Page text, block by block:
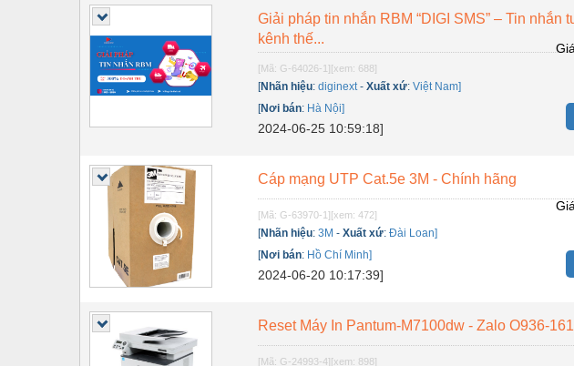
Giải pháp tin nhắn RBM “DIGI SMS” – Tin nhắn
kênh thế...
[Mã: G-64026-1][xem: 688]
[Nhãn hiệu:diginext -Xuất xứ:Việt Nam]
[Nơi bán: Hà Nội]
2024-06-25 10:59:18]
Cáp mạng UTP Cat.5e 3M - Chính hãng
[Mã: G-63970-1][xem: 472]
[Nhãn hiệu:3M -Xuất xứ:Đài Loan]
[Nơi bán: Hồ Chí Minh]
2024-06-20 10:17:39]
Reset Máy In Pantum-M7100dw - Zalo O936-
[Mã: G-24993-4][xem: 898]